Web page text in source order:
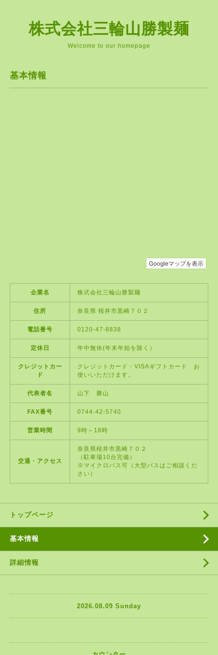
株式会社三輪山勝製麺
Welcome to our homepage
基本情報
企業名 株式会社三輪山勝製麺
住所 奈良県 桜井市黒崎７０２
電話番号 0120-47-8838
定休日 年中無休(年末年始を除く）
クレジットカー
ド
クレジットカード・VISAギフトカード お
使いいただけます。
代表者名 山下 勝山
FAX番号 0744-42-5740
営業時間 9時～18時
交通・アクセス
奈良県桜井市黒崎７０２
（駐車場10台完備）
※マイクロバス可（大型バスはご相談くだ
さい）
トップページ
基本情報
詳細情報
2026.08.09 Sunday